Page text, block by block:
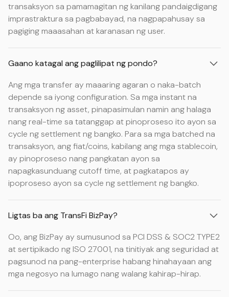
transaksyon sa pamamagitan ng kanilang pandaigdigang
imprastraktura sa pagbabayad, na nagpapahusay sa
pagiging maaasahan at karanasan ng user.
Gaano katagal ang paglilipat ng pondo?
Ang mga transfer ay maaaring agaran o naka-batch
depende sa iyong configuration. Sa mga instant na
transaksyon ng asset, pinapasimulan namin ang halaga
nang real-time sa tatanggap at pinoproseso ito ayon sa
cycle ng settlement ng bangko. Para sa mga batched na
transaksyon, ang fiat/coins, kabilang ang mga stablecoin,
ay pinoproseso nang pangkatan ayon sa
napagkasunduang cutoff time, at pagkatapos ay
ipoproseso ayon sa cycle ng settlement ng bangko.
Ligtas ba ang TransFi BizPay?
Oo, ang BizPay ay sumusunod sa PCI DSS & SOC2 TYPE2
at sertipikado ng ISO 27001, na tinitiyak ang seguridad at
pagsunod na pang-enterprise habang hinahayaan ang
mga negosyo na lumago nang walang kahirap-hirap.